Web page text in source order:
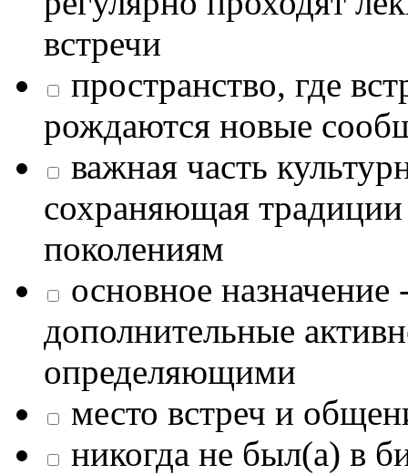
встречи
пространство, где
рождаются новые
важная часть
сохраняющая
поколениям
основное назначение
дополнительные
определяющими
место встреч и
никогда не был(а) в